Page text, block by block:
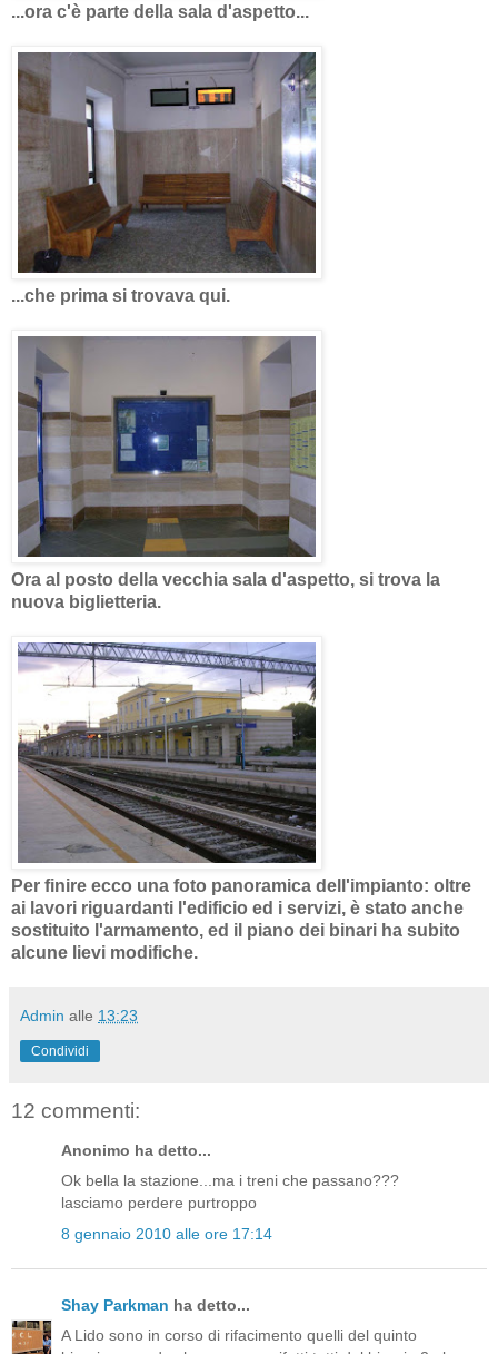
...ora c'è parte della sala d'aspetto...
...che prima si trovava qui.
Ora al posto della vecchia sala d'aspetto, si trova la
nuova biglietteria.
Per finire ecco una foto panoramica dell'impianto: oltre
ai lavori riguardanti l'edificio ed i servizi, è stato anche
sostituito l'armamento, ed il piano dei binari ha subito
alcune lievi modifiche.
Admin alle 13:23
Condividi
12 commenti:
Anonimo ha detto...
Ok bella la stazione...ma i treni che passano???
lasciamo perdere purtroppo
8 gennaio 2010 alle ore 17:14
Shay Parkman ha detto...
A Lido sono in corso di rifacimento quelli del quinto